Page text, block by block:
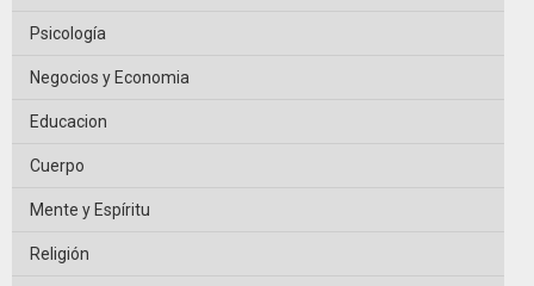
Psicología
Negocios y Economia
Educacion
Cuerpo
Mente y Espíritu
Religión